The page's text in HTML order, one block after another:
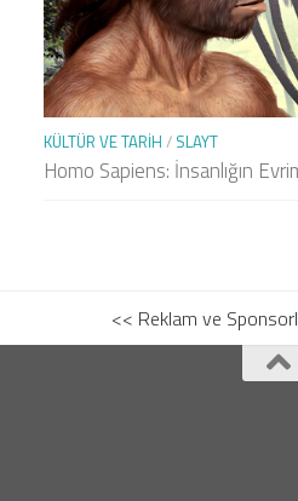
KÜLTÜR VE TARIH / SLAYT
Homo Sapiens: İnsanlığın
<< Reklam ve